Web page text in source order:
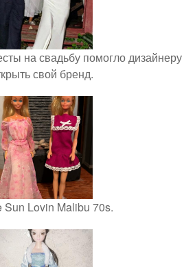
на свадьбу помогло дизайнеру
свой бренд.
Sun Lovin Malibu 70s.